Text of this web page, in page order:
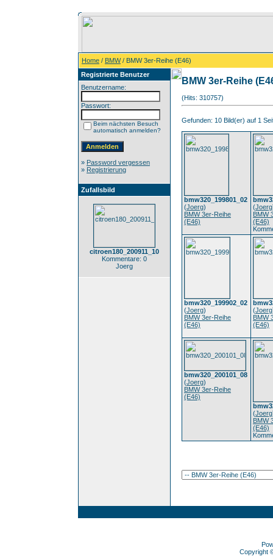
Home / BMW/ BMW 3er-Reihe (E46)
Registrierte Benutzer
Benutzername:
Passwort:
Beim nächsten Besuch
automatisch anmelden?
» Password vergessen
» Registrierung
Zufallsbild
citroen180_200911_10
Kommentare: 0
Joerg
BMW 3er-Reihe
(Hits: 310757)
Gefunden: 10 Bild(er) auf 1
bmw320_199801_02
(Joerg)
BMW 3er-Reihe
(E46)
(Joerg
BMW
(E46)
bmw320_199902_02
(Joerg)
BMW 3er-Reihe
(E46)
(Joerg
BMW
(E46)
bmw320_200101_08
(Joerg)
BMW 3er-Reihe
(E46)
(Joerg
BMW
(E46)
Copyright